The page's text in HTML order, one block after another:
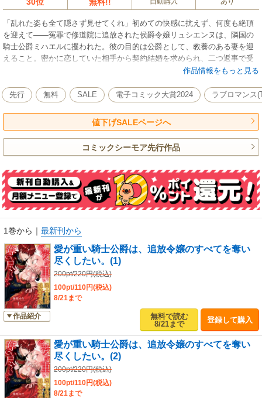
「乱れた姿も全て隠さず見せてくれ」初めての快感に抗えず、何度も絶頂
を迎えて――冤罪で修道院に追放された侯爵令嬢リュシエンヌは、隣国の
騎士公爵ミハエルに攫われた。彼の目的は公爵として、教養のある妻を迎
えること。密かに恋していた相手から契約結婚を求められ、二つ返事で受
け入れたら「これであなたは俺のものだ。誰にも渡さない」と迫られ
き抱かれたら、愛されていると勘違いしてしまいそう…！とろけるような
キスと激しい愛撫でぐしょぐしょに濡れてしまうくらい翻弄されて――初
恋を拗らせた騎士公爵×純真無垢な箱入り令嬢の溺愛ラブロマンス★
作品情報をもっと見る
先行 無料 SALE 電子コミック大賞2024 ラブロマンス
値下げSALEページへ
コミックシーモア先行作品
1巻から ｜ 最新刊から
作品紹介
愛が重い騎士公爵は、追放令嬢のすべてを奪い
尽くしたい。(1)
200pt/220円(税込)
100pt/110円(税込)
8/21まで
無料で読む
8/21まで
登録して購入
愛が重い騎士公爵は、追放令嬢のすべてを奪い
尽くしたい。(2)
200pt/220円(税込)
100pt/110円(税込)
8/21まで